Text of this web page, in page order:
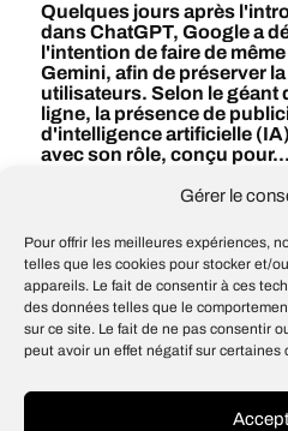
Gérer le
Pour offrir les meilleures expériences,
telles que les cookies pour stocker et/
appareils. Le fait de consentir à ces
des données telles que le
sur ce site. Le fait de ne pas consentir
peut avoir un effet négatif sur
Quelques jours après
dans ChatGPT, Google a
l'intention de faire de
Gemini, afin de préserver
utilisateurs. Selon le géant
ligne, la présence de
d'intelligence artificielle
avec son rôle, conçu pour...
Intelligence
Inside Praktika’s
approach to
Scaling PostgreSQL